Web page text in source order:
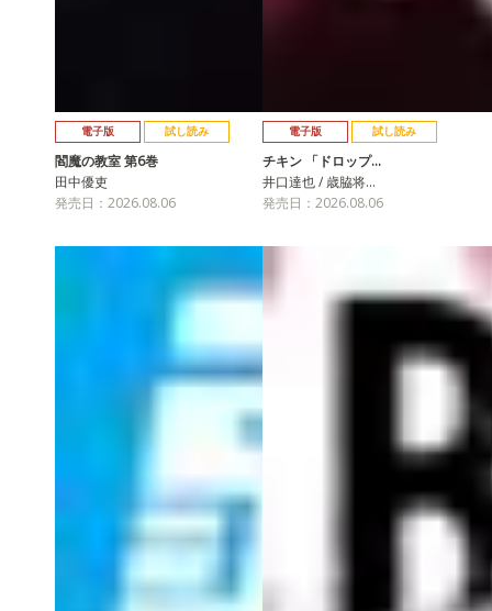
電子版 試し読み
閻魔の教室 第6巻
田中優吏
発売日：2026.08.06
電子版 試し読み
チキン 「ドロップ…
井口達也 / 歳脇将…
発売日：2026.08.06